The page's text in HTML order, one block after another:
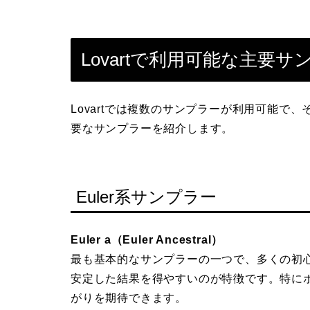
Lovartで利用可能な主要サ
Lovartでは複数のサンプラーが利用可能で、
要なサンプラーを紹介します。
Euler系サンプラー
Euler a（Euler Ancestral）
最も基本的なサンプラーの一つで、多くの
安定した結果を得やすいのが特徴です。特
がりを期待できます。